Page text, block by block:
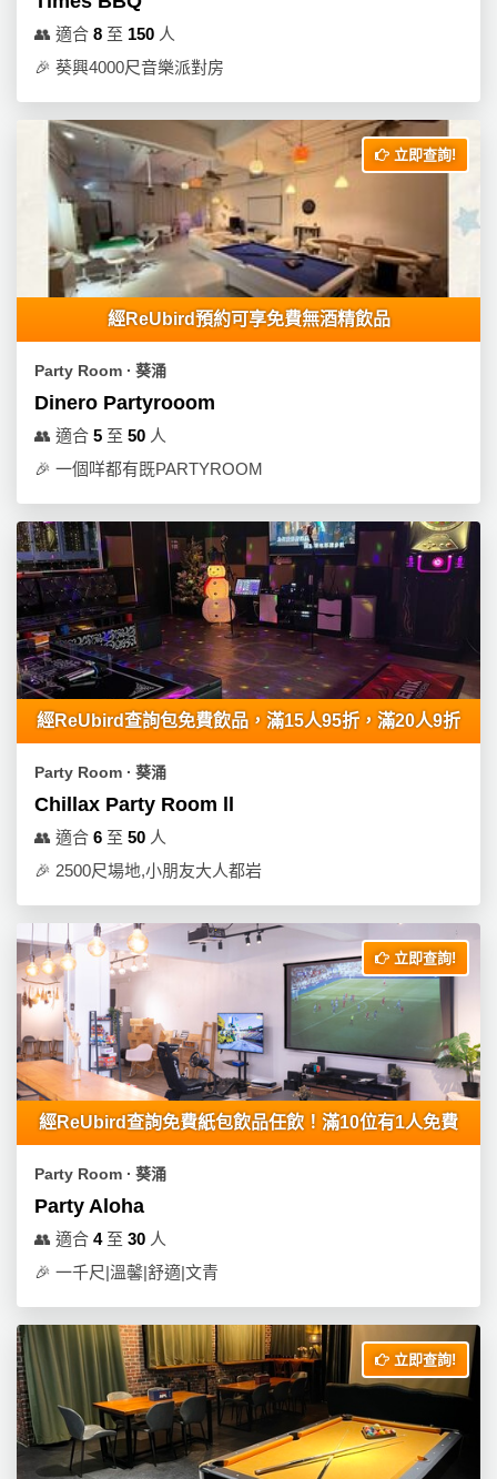
地
佈
用
即
聚
會
及
拍
廳
B
B
Q
場
地
新
樂
體
手
作
工
作
坊
戶
外
樂
遊
租
婚
禮
清
單
👥 適合 8 至 150 人
🎉 葵興4000尺音樂派對房
立即查詢!
經ReUbird預約可享免費無酒精飲品
Party Room ∙ 葵涌
Dinero Partyrooom
👥 適合 5 至 50 人
🎉 一個咩都有既PARTYROOM
經ReUbird查詢包免費飲品，滿15人95折，滿20人9折
Party Room ∙ 葵涌
Chillax Party Room ll
👥 適合 6 至 50 人
🎉 2500尺場地,小朋友大人都岩
立即查詢!
經ReUbird查詢免費紙包飲品任飲！滿10位有1人免費
Party Room ∙ 葵涌
Party Aloha
👥 適合 4至 30 人
🎉 一千尺|溫馨|舒適|文青
立即查詢!